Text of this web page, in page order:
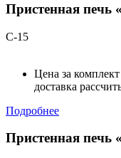
Пристенная печь
С-15
Цена за
доставка
Подробнее
Пристенная печь